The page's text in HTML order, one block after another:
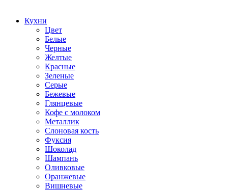
Кухни
Цвет
Белые
Черные
Желтые
Красные
Зеленые
Серые
Бежевые
Глянцевые
Кофе с молоком
Металлик
Слоновая кость
Фуксия
Шоколад
Шампань
Оливковые
Оранжевые
Вишневые